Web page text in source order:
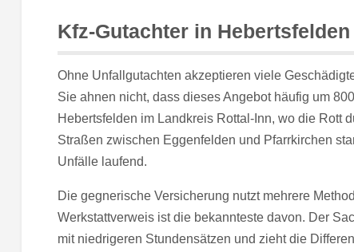
Kfz-Gutachter in Hebertsfelden
Ohne Unfallgutachten akzeptieren viele
Sie ahnen nicht, dass dieses Angebot häufig um
Hebertsfelden im Landkreis Rottal-Inn, wo die Rott
Straßen zwischen Eggenfelden und Pfarrkirchen
Unfälle laufend.
Die gegnerische Versicherung nutzt mehrere
Werkstattverweis ist die bekannteste davon. Der
mit niedrigeren Stundensätzen und zieht die